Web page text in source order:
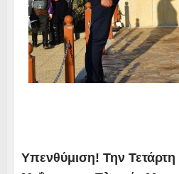
Υπενθύμιση! Την